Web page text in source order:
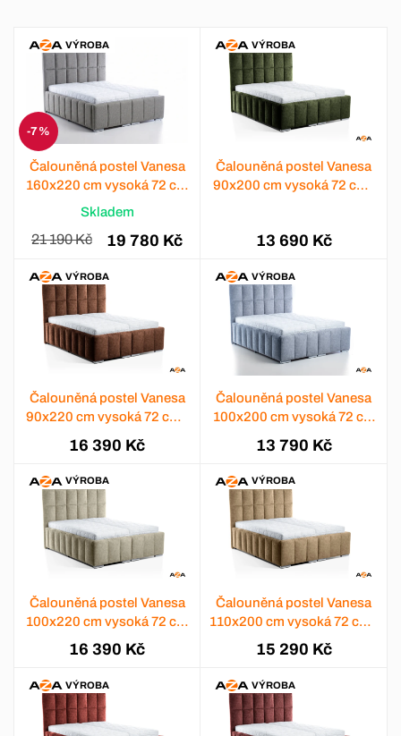
VÝROBA
-7 %
Čalouněná postel Vanesa
160x220 cm vysoká 72 cm
- světlešedá
Skladem
21 190 Kč 19 780 Kč
VÝROBA
Čalouněná postel Vanesa
90x200 cm vysoká 72 cm -
13 690 Kč
VÝROBA
Čalouněná postel Vanesa
90x220 cm vysoká 72 cm -
výběr barev
16 390 Kč
VÝROBA
Čalouněná postel Vanesa
100x200 cm vysoká 72 cm
- výběr barev
13 790 Kč
VÝROBA
Čalouněná postel Vanesa
100x220 cm vysoká 72 cm
- výběr barev
16 390 Kč
VÝROBA
Čalouněná postel Vanesa
110x200 cm vysoká 72 cm -
výběr barev
15 290 Kč
VÝROBA VÝROBA